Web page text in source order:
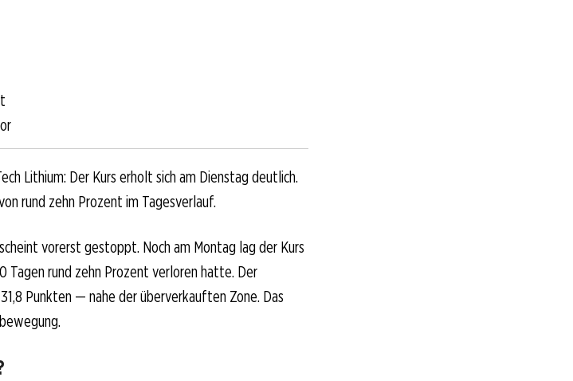
Lithium: Der Kurs erholt sich am Dienstag deutlich.
rund zehn Prozent im Tagesverlauf.
vorerst gestoppt. Noch am Montag lag der Kurs
Tagen rund zehn Prozent verloren hatte. Der
Punkten — nahe der überverkauften Zone. Das